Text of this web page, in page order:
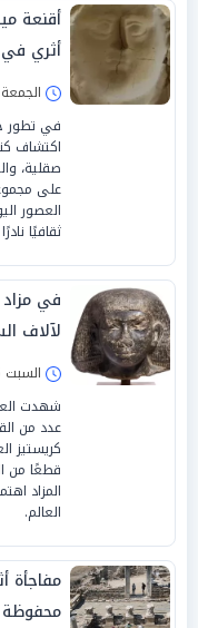
أقنعة
أثري
القديمة
الجمعة 11/يوليو/2025 - 11:31 م
في تطور
اكتشاف
صقلية،
على
العصور
ثقافيًا
في مزاد
لآلاف
السبت 05/يوليو/2025 - 11:49 م
شهدت
عدد من
كريستيز
قطعًا من
المزاد
العالم.
مفاجأة
محفوظة